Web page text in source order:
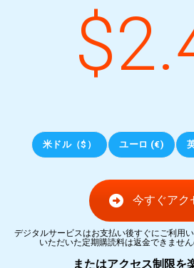
米ドル（$） ユーロ (€)
今すぐアク
デジタルサービスはお支払い後すぐにご利用
いただいた定期購読料は返金できませ
またはアクセス制限を